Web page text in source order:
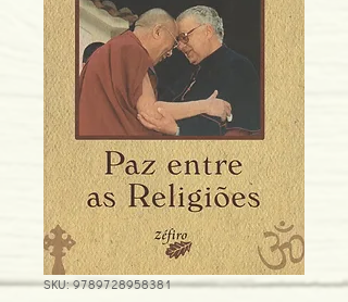
SKU: 9789728958381